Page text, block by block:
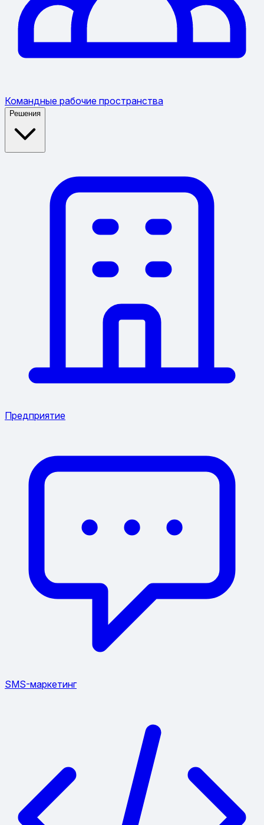
Командные рабочие пространства
Решения
Предприятие
SMS-маркетинг